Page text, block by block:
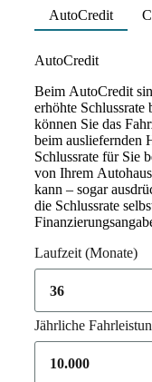
AutoCredit
AutoCredit
Beim AutoCredit
erhöhte Schlussrate
können Sie das
beim ausliefernden
Schlussrate für Sie
von Ihrem
kann – sogar
die Schlussrate
Laufzeit (Monate)
Jährliche